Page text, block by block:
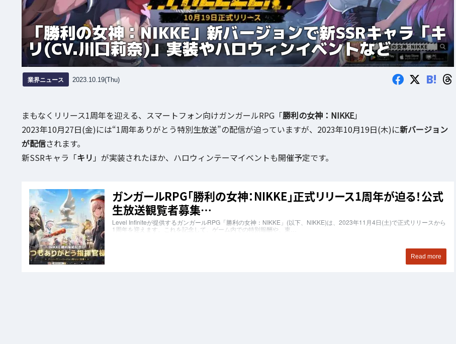
「勝利の女神：NIKKE」新バージョンで新SSRキャラ「キ
リ(CV.川口莉奈)」実装やハロウィンイベントなど
業界ニュース 2023.10.19(Thu) B!
まもなくリリース1周年を迎える、スマートフォン向けガンガールRPG「勝利の女神：NIKKE」
2023年10月27日(金)には“1周年ありがとう特別生放送”の配信が迫っていますが、2023年10月19日(木)に新バージョン
が配信されます。
新SSRキャラ「キリ 」が実装されたほか、ハロウィンテーマイベントも開催予定です。